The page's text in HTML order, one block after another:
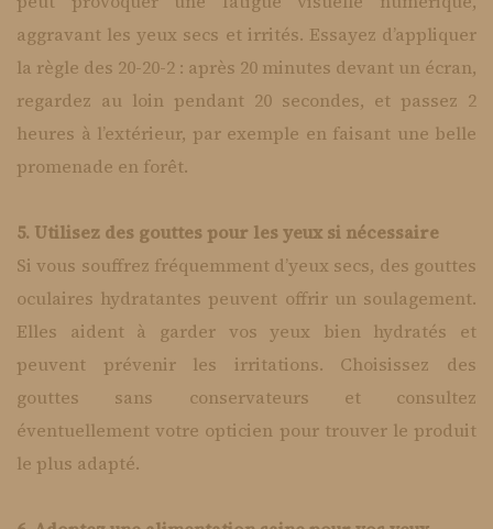
aggravant les yeux secs et irrités. Essayez d’appliquer
la règle des 20-20-2 : après 20 minutes devant un écran,
regardez au loin pendant 20 secondes, et passez 2
heures à l’extérieur, par exemple en faisant une belle
promenade en forêt.
5. Utilisez des gouttes pour les yeux si nécessaire
Si vous souffrez fréquemment d’yeux secs, des gouttes
oculaires hydratantes peuvent offrir un soulagement.
Elles aident à garder vos yeux bien hydratés et
peuvent prévenir les irritations. Choisissez des
gouttes sans conservateurs et consultez
éventuellement votre opticien pour trouver le produit
le plus adapté.